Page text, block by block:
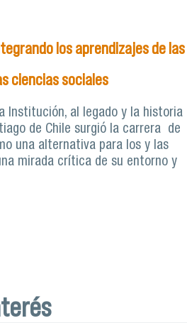
de Terapia Ocupacional
el bien común de las
los aprendizajes de las
ciencias sociales
Institución, al legado y la historia
de Chile surgió la carrera de
una alternativa para los y las
mirada crítica de su entorno y
Integrando los